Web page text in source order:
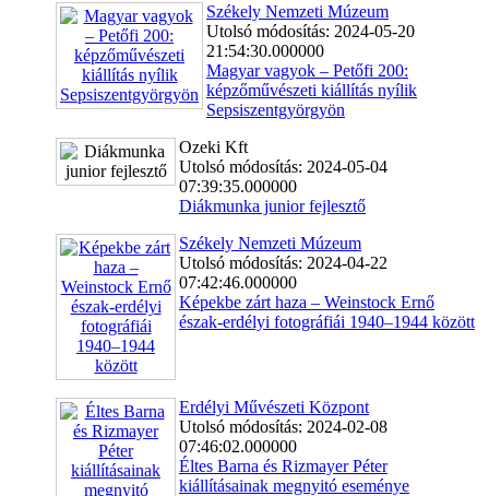
Székely Nemzeti Múzeum
Utolsó módosítás: 2024-05-20
21:54:30.000000
Magyar vagyok – Petőfi 200:
képzőművészeti kiállítás nyílik
Sepsiszentgyörgyön
Ozeki Kft
Utolsó módosítás: 2024-05-04
07:39:35.000000
Diákmunka junior fejlesztő
Székely Nemzeti Múzeum
Utolsó módosítás: 2024-04-22
07:42:46.000000
Képekbe zárt haza – Weinstock Ernő
észak-erdélyi fotográfiái 1940–1944 között
Erdélyi Művészeti Központ
Utolsó módosítás: 2024-02-08
07:46:02.000000
Éltes Barna és Rizmayer Péter
kiállításainak megnyitó eseménye